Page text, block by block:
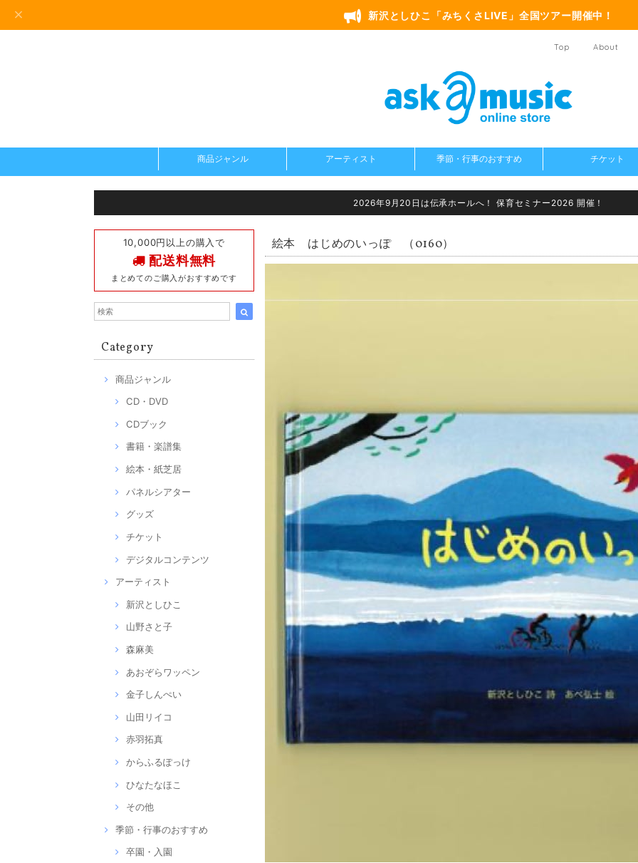
新沢としひこ「みちくさLIVE」全国ツアー開催中！
Top About
商品ジャンル アーティスト 季節・行事のおすすめ チケット
2026年9月20日は伝承ホールへ！ 保育セミナー2026 開催！
10,000円以上の購入で
配送料無料
まとめてのご購入がおすすめです
Category
商品ジャンル
CD・DVD
CDブック
書籍・楽譜集
絵本・紙芝居
パネルシアター
グッズ
チケット
デジタルコンテンツ
アーティスト
新沢としひこ
山野さと子
森麻美
あおぞらワッペン
金子しんぺい
山田リイコ
赤羽拓真
からふるぽっけ
ひなたなほこ
その他
季節・行事のおすすめ
卒園・入園
絵本 はじめのいっぽ （0160）